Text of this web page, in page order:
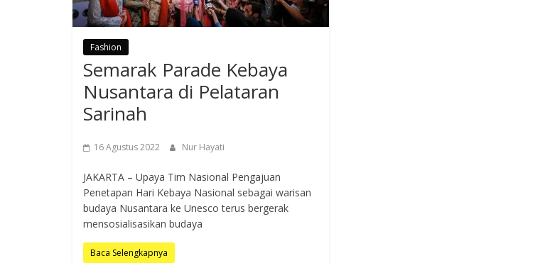
Fashion
Semarak Parade Kebaya
Nusantara di Pelataran
Sarinah
16 Agustus 2022 Nur Hayati
JAKARTA – Upaya Tim Nasional Pengajuan
Penetapan Hari Kebaya Nasional sebagai warisan
budaya Nusantara ke Unesco terus bergerak
mensosialisasikan budaya
Baca Selengkapnya